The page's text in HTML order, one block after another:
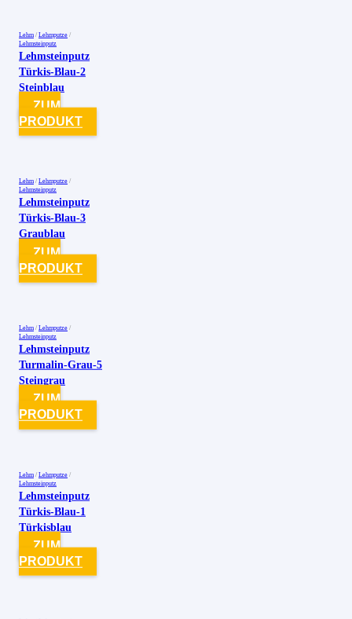
Lehm / Lehmputze /
Lehmsteinputz
Lehmsteinputz
Türkis-Blau-2
Steinblau
ZUM
PRODUKT
Lehm / Lehmputze /
Lehmsteinputz
Lehmsteinputz
Türkis-Blau-3
Graublau
ZUM
PRODUKT
Lehm / Lehmputze /
Lehmsteinputz
Lehmsteinputz
Turmalin-Grau-5
Steingrau
ZUM
PRODUKT
Lehm / Lehmputze /
Lehmsteinputz
Lehmsteinputz
Türkis-Blau-1
Türkisblau
ZUM
PRODUKT